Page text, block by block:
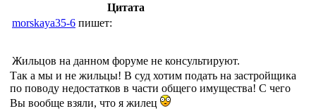
Цитата
morskaya35-6 пишет:
Жильцов на данном форуме не консультируют.
Так а мы и не жильцы! В суд хотим подать на застройщика
по поводу недостатков в части общего имущества! С чего
Вы вообще взяли, что я жилец